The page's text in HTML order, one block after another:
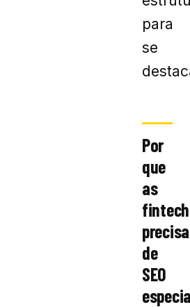
para
se
Por
que
as
de
SEO